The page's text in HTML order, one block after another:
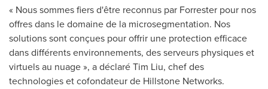
« Nous sommes fiers d'être reconnus par Forrester pour nos
offres dans le domaine de la microsegmentation. Nos
solutions sont conçues pour offrir une protection efficace
dans différents environnements, des serveurs physiques et
virtuels au nuage », a déclaré Tim Liu, chef des
technologies et cofondateur de Hillstone Networks.